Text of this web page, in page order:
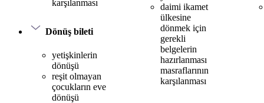
karşılanması
Dönüş bileti
yetişkinlerin
dönüşü
reşit olmayan
çocukların eve
dönüşü
daimi ikamet
ülkesine
dönmek için
gerekli
belgelerin
hazırlanması
masraflarının
karşılanması